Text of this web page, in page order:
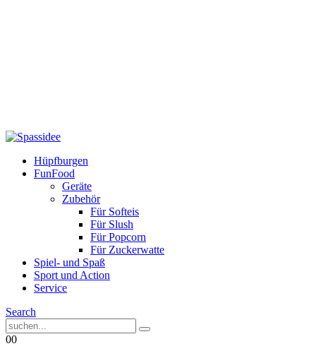
Hüpfburgen
FunFood
Geräte
Zubehör
Für Softeis
Für Slush
Für Popcorn
Für Zuckerwatte
Spiel- und Spaß
Sport und Action
Service
Search
00